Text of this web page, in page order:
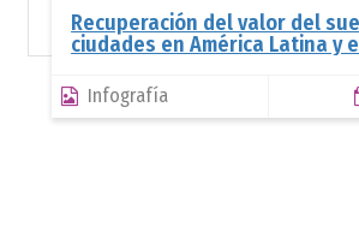
Recuperación del valor del
ciudades en América Latina y
Infografía